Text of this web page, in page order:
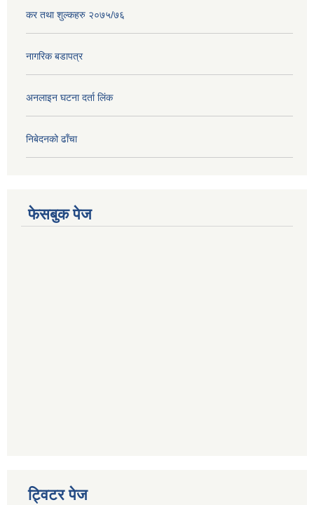
कर तथा शुल्कहरु २०७५/७६
नागरिक बडापत्र
अनलाइन घटना दर्ता लिंक
निबेदनको ढाँचा
फेसबुक पेज
ट्विटर पेज